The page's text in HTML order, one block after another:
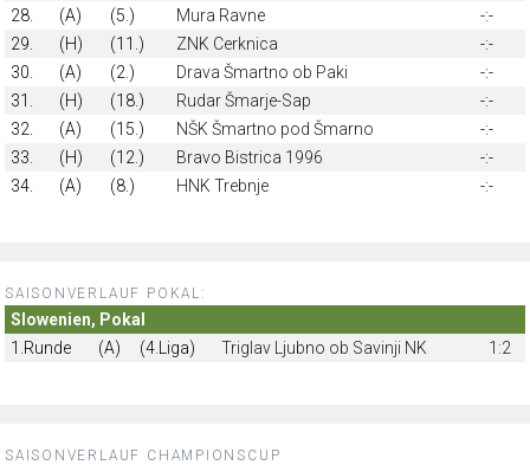
28.
(A) (5.) Mura Ravne
-:-
29.
(H) (11.) ZNK Cerknica
-:-
30.
(A) (2.) Drava Šmartno ob Paki
-:-
31.
(H) (18.) Rudar Šmarje-Sap
-:-
32.
(A) (15.) NŠK Šmartno pod Šmarno
-:-
33.
(H) (12.) Bravo Bistrica 1996
-:-
34.
(A) (8.) HNK Trebnje -:-
SAISONVERLAUF POKAL:
Slowenien, Pokal
1.Runde
(A) (4.Liga) Triglav Ljubno ob Savinji NK 1:2
SAISONVERLAUF CHAMPIONSCUP